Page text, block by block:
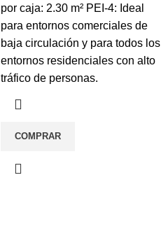
por caja: 2.30 m² PEI-4: Ideal
para entornos comerciales de
baja circulación y para todos los
entornos residenciales con alto
tráfico de personas.
COMPRAR